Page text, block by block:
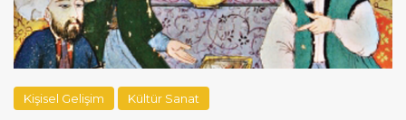
Kişisel Gelişim Kültür Sanat